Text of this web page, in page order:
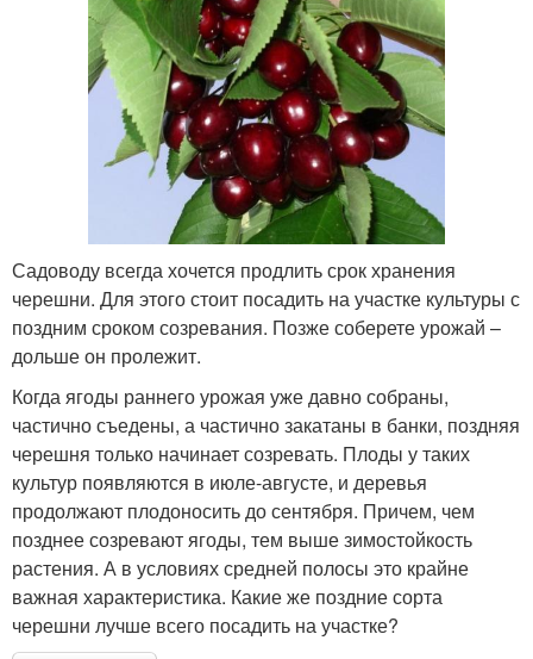
Садоводу всегда хочется продлить срок хранения
черешни. Для этого стоит посадить на участке культуры с
поздним сроком созревания. Позже соберете урожай –
дольше он пролежит.
Когда ягоды раннего урожая уже давно собраны,
частично съедены, а частично закатаны в банки, поздняя
черешня только начинает созревать. Плоды у таких
культур появляются в июле-августе, и деревья
продолжают плодоносить до сентября. Причем, чем
позднее созревают ягоды, тем выше зимостойкость
растения. А в условиях средней полосы это крайне
важная характеристика. Какие же поздние сорта
черешни лучше всего посадить на участке?